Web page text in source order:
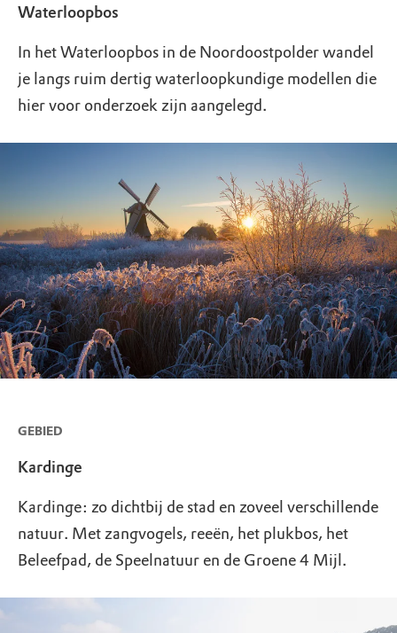
Waterloopbos
In het Waterloopbos in de Noordoostpolder wandel
je langs ruim dertig waterloopkundige modellen die
hier voor onderzoek zijn aangelegd.
GEBIED
Kardinge
Kardinge: zo dichtbij de stad en zoveel verschillende
natuur. Met zangvogels, reeën, het plukbos, het
Beleefpad, de Speelnatuur en de Groene 4 Mijl.